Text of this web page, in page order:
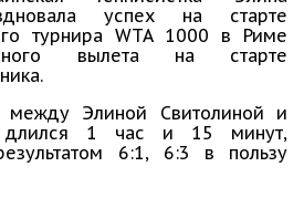
успех на старте
турнира WTA 1000 в Риме
вылета на старте
Элиной Свитолиной и
длился 1 час и 15 минут,
6:1, 6:3 в пользу